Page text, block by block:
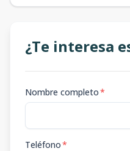
¿Te interesa
Nombre completo*
Teléfono*